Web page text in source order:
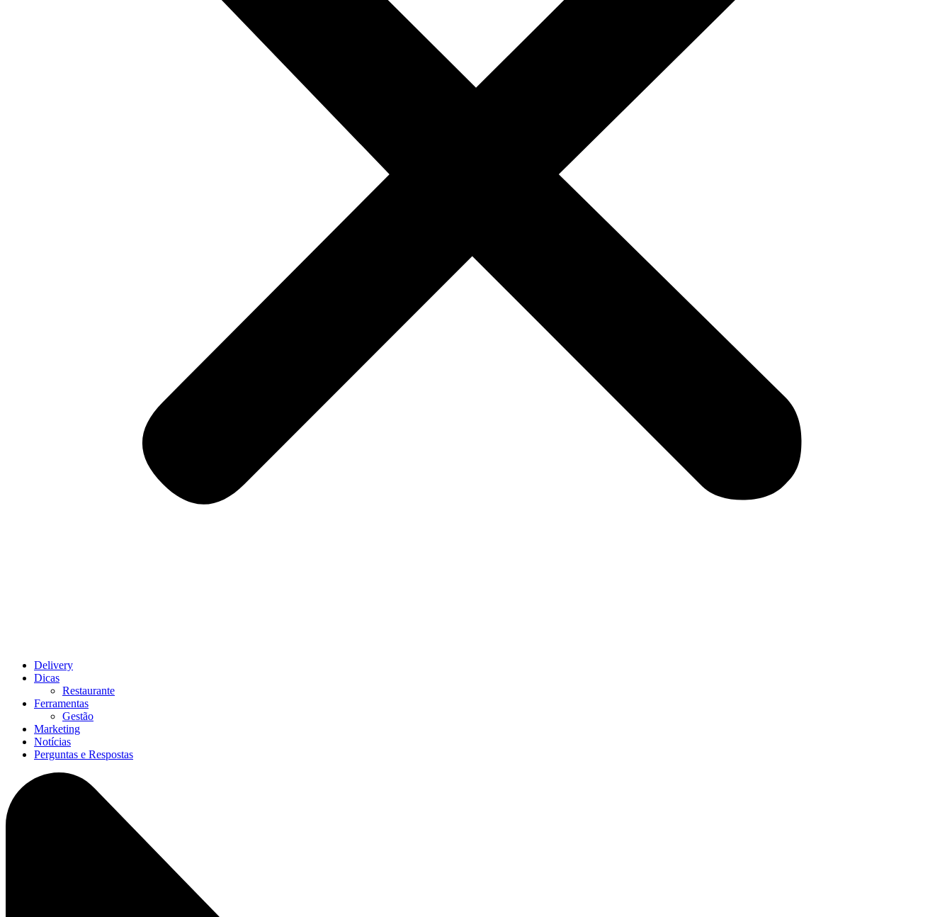
Delivery
Dicas
Restaurante
Ferramentas
Gestão
Marketing
Notícias
Perguntas e Respostas